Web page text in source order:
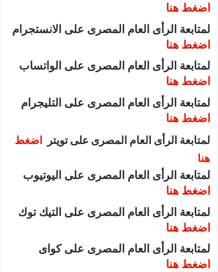
اضغط هنا
لمتابعة الرأى العام المصرى على الانستجرام
اضغط هنا
لمتابعة الرأى العام المصرى على الواتساب
اضغط هنا
لمتابعة الرأى العام المصرى على التليجرام
اضغط هنا
لمتابعة الرأى العام المصرى على تويتر
اضغط
هنا
لمتابعة الرأى العام المصرى على اليوتيوب
اضغط هنا
لمتابعة الرأى العام المصرى على التيك توك
اضغط هنا
لمتابعة الرأى العام المصرى على كواى
اضغط هنا